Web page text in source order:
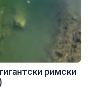
римски